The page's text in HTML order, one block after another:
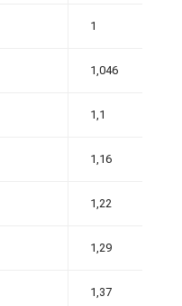
1
1,046
1,1
1,16
1,22
1,29
1,37